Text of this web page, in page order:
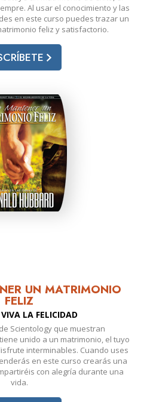
Al usar el conocimiento y las
en este curso puedes trazar un
feliz y satisfactorio.
UN MATRIMONIO
FELIZ
LA FELICIDAD
Scientology que muestran
unido a un matrimonio, el tuyo
interminables. Cuando uses
en este curso crearás una
con alegría durante una
vida.